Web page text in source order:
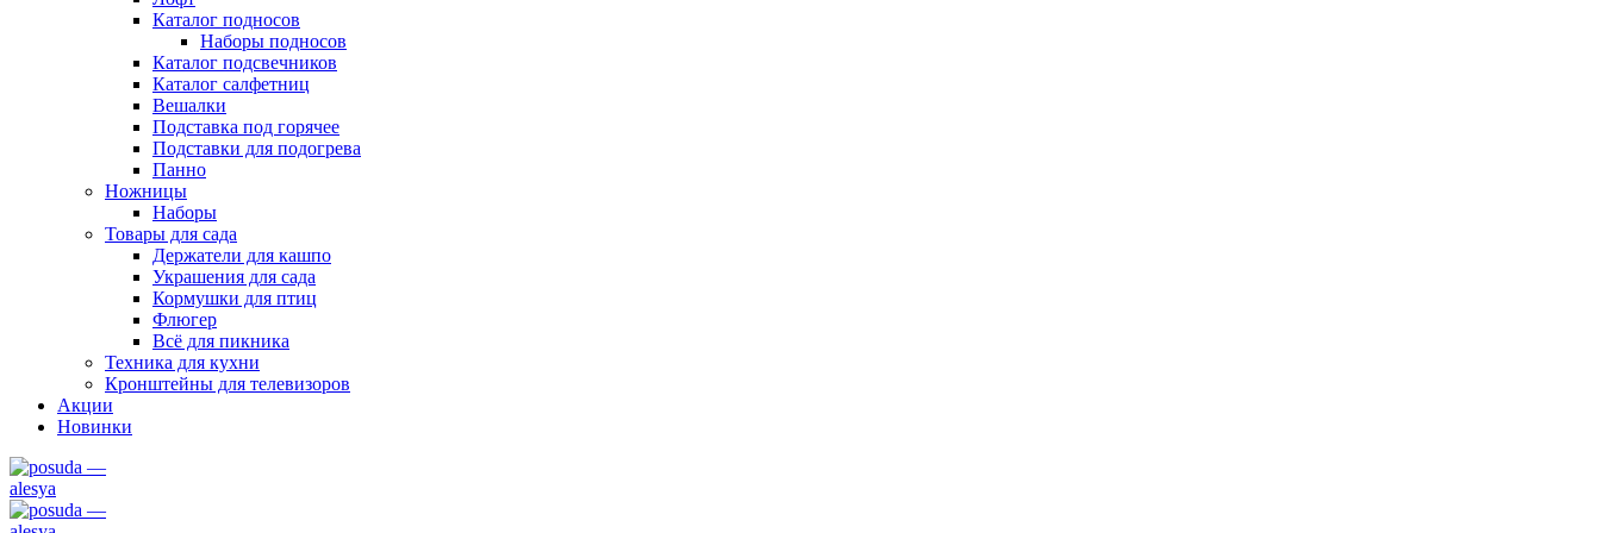
Каталог подносов
Наборы подносов
Каталог подсвечников
Каталог салфетниц
Вешалки
Подставка под горячее
Подставки для подогрева
Панно
Ножницы
Наборы
Товары для сада
Держатели для кашпо
Украшения для сада
Кормушки для птиц
Флюгер
Всё для пикника
Техника для кухни
Кронштейны для телевизоров
Акции
Новинки